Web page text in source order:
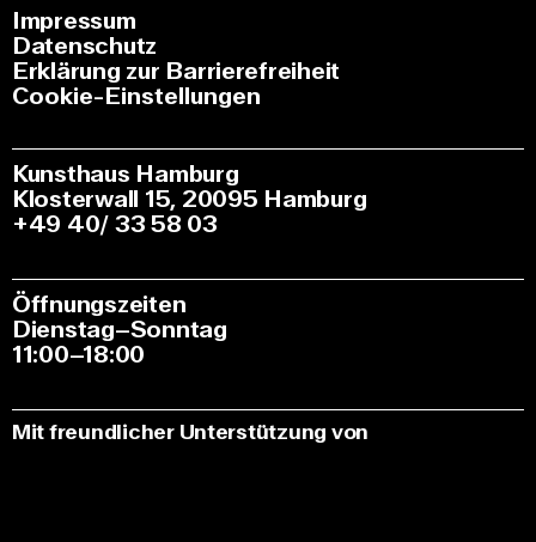
Impressum
Datenschutz
Erklärung zur Barrierefreiheit
Cookie-Einstellungen
Kunsthaus Hamburg
Klosterwall 15, 20095 Hamburg
+49 40/ 33 58 03
Öffnungszeiten
Dienstag–Sonntag
11:00–18:00
Mit freundlicher Unterstützung von